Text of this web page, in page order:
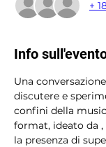
+
Info
Una
discutere e
confini della
format, ideato da ,
la presenza di